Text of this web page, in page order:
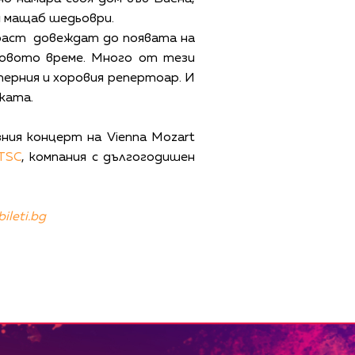
мащаб шедьоври.
довеждат до появата на
време. Много от тези
и хоровия репертоар. И
концерт на Vienna Mozart
, компания с дългогодишен